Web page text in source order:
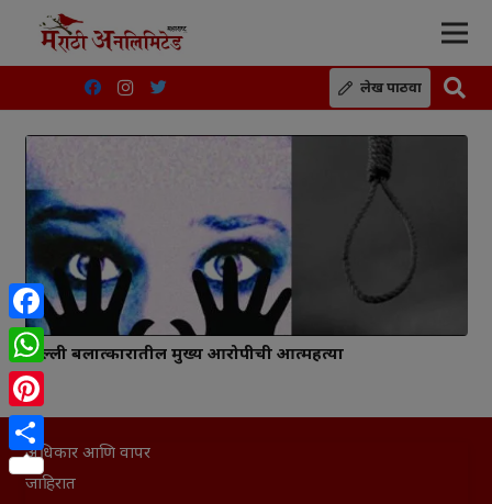
लेख पाठवा
दिल्ली बलात्कारातील मुख्य आरोपीची आत्महत्या
अधिकार आणि वापर
जाहिरात
Facebook
WhatsApp
Pinterest
Share